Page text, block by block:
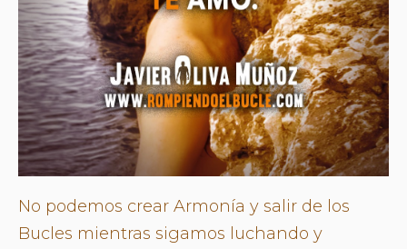
No podemos crear Armonía y salir de los
Bucles mientras sigamos luchando y